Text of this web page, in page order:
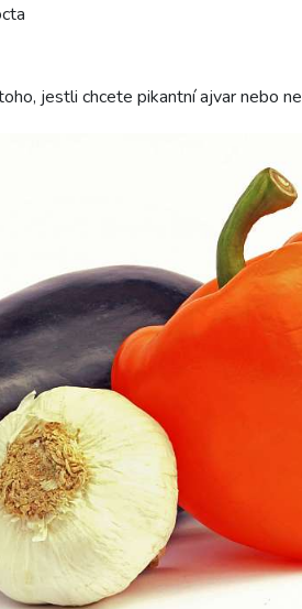
jestli chcete pikantní ajvar nebo ne